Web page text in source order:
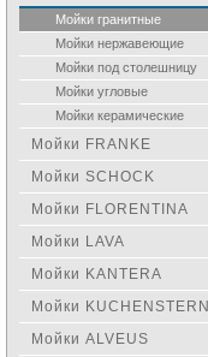
Мойки гранитные
Мойки нержавеющие
Мойки под столешницу
Мойки угловые
Мойки керамические
Мойки FRANKE
Мойки SCHOCK
Мойки FLORENTINA
Мойки LAVA
Мойки KANTERA
Мойки KUCHENSTERN
Мойки ALVEUS